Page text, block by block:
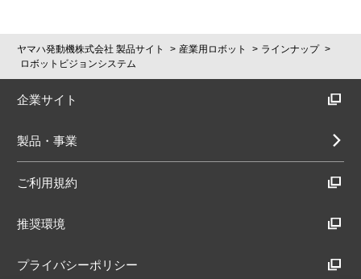
ヤマハ発動機株式会社 製品サイト 産業用ロボット
ラインナップ
ロボットビジョンシステム
企業サイト
製品・事業
ご利用規約
推奨環境
プライバシーポリシー